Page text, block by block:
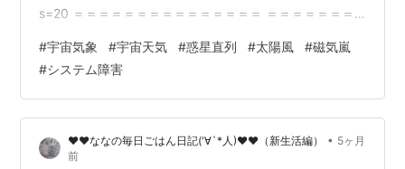
s=20 ＝＝＝＝＝＝＝＝＝＝＝＝＝＝＝ ＝＝＝＝＝＝＝
のこよみ】 2026年4月2日(木) 旧暦2月15日 仏滅 丙午
（ひのえ うま）十二直 たいら 潮回り 大潮 正午月齢 14.1
正午月相 14.0望（満月）
https://x.com/wni_jp/status/2039…
#宇宙気象 #宇宙天気 #惑星直列 #太陽風 #磁気嵐
#システム障害
♥♥ななの毎日ごはん日記('∀`*人)♥♥（新生活編） • 5ヶ月
前